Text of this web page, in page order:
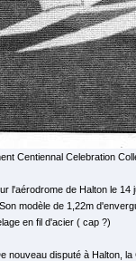
Centiennal Celebration
l'aérodrome de Halton le
modèle de 1,22m
en fil d'acier ( cap ?)
nouveau disputé à Halton,